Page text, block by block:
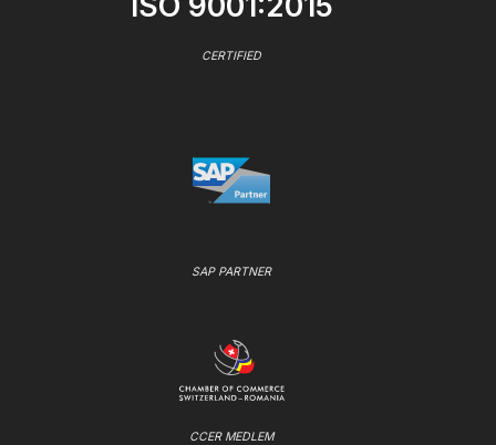
CERTIFIED
SAP PARTNER
CCER MEDLEM